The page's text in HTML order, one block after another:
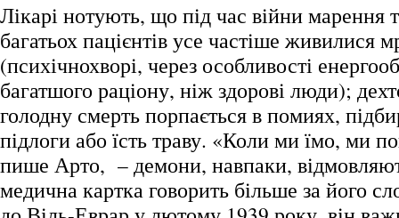
Лікарі нотують, що під час війни марення
багатьох пацієнтів усе частіше живилися
(психічнохворі, через особливості
багатшого раціону, ніж здорові люди);
голодну смерть порпається в помиях,
підлоги або їсть траву. «Коли ми їмо, ми
пише Арто, – демони, навпаки,
медична картка говорить більше за його